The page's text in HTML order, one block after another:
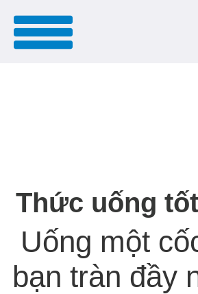
Thức uống
Uống một
bạn tràn đầy